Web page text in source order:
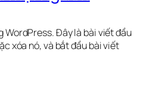
WordPress. Đây là bài viết đầu
xóa nó, và bắt đầu bài viết